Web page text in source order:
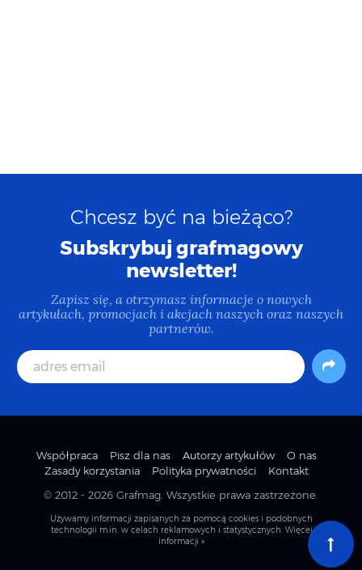
Chcesz być na bieżąco?
Subskrybuj grafmagowy
newsletter!
Zapisz się, a otrzymasz informacje o nowych
artykułach, promocjach i akcjach naszych oraz naszych
partnerów.
Współpraca Pisz dla nas Autorzy artykułów
O nas
Zasady korzystania
Polityka prywatności
Kontakt
© 2012 - 2026 Grafmag. Wszystkie prawa zastrzeżone.
Używamy informacji zapisanych za pomocą cookies i podobnych
technologii m.in. w celach reklamowych i statystycznych. Więcej
informacji »